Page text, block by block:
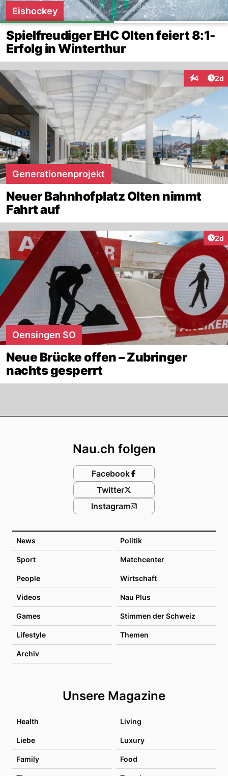
Eishockey
Spielfreudiger EHC Olten feiert 8:1-
Erfolg in Winterthur
4 2d
Generationenprojekt
Neuer Bahnhofplatz Olten nimmt
Fahrt auf
2d
Oensingen SO
Neue Brücke offen – Zubringer
nachts gesperrt
News Politik
Sport Matchcenter
People Wirtschaft
Videos Nau Plus
Games Stimmen der Schweiz
Lifestyle Themen
Archiv
Unsere Magazine
Health Living
Liebe Luxury
Family Food
Nau.ch folgen
Facebook
Twitter
Instagram